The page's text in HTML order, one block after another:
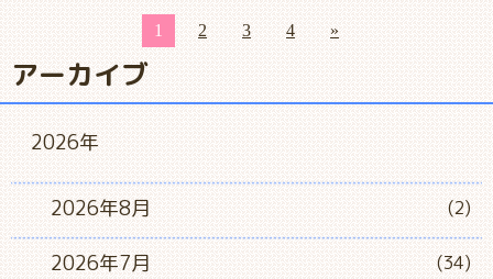
アーカイブ
2026年
2026年8月 (2)
2026年7月 (34)
1 2 3 4 »